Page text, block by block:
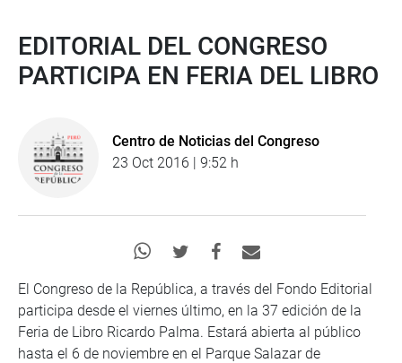
EDITORIAL DEL CONGRESO
PARTICIPA EN FERIA DEL LIBRO
Centro de Noticias del Congreso
23 Oct 2016 | 9:52 h
El Congreso de la República, a través del Fondo Editorial
participa desde el viernes último, en la 37 edición de la
Feria de Libro Ricardo Palma. Estará abierta al público
hasta el 6 de noviembre en el Parque Salazar de